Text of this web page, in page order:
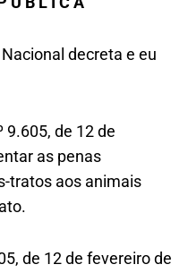
decreta e eu
9.605, de 12 de
as penas
tratos aos animais
de 12 de fevereiro de